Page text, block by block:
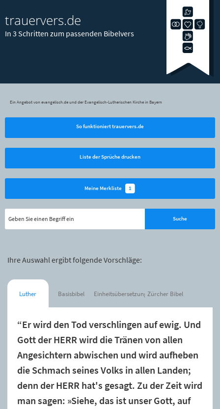
trauervers.de
In 3 Schritten zum passenden Bibelvers
Ein Angebot von evangelisch.de und der Evangelisch-Lutherischen Kirche in Bayern
So funktioniert trauervers.de
Liste der Sprüche drucken
Meine Merkliste 1
Ihre Auswahl ergibt folgende Vorschläge:
Luther Basisbibel Einheitsübersetzung Zürcher Bibel
“Er wird den Tod verschlingen auf ewig. Und
Gott der HERR wird die Tränen von allen
Angesichtern abwischen und wird aufheben
die Schmach seines Volks in allen Landen;
denn der HERR hat's gesagt. Zu der Zeit wird
man sagen: »Siehe, das ist unser Gott, auf